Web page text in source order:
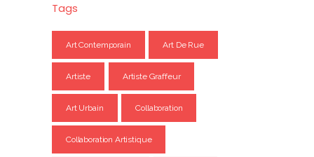
Tags
Art Contemporain Art De Rue
Artiste Artiste Graffeur
Art Urbain Collaboration
Collaboration Artistique